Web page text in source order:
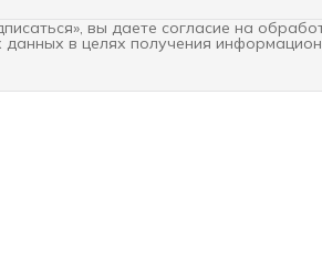
вы даете согласие на
данных в целях получения